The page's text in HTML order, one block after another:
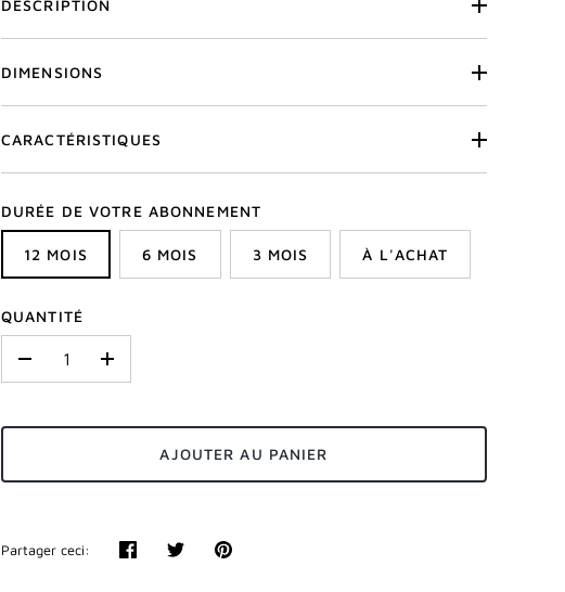
DESCRIPTION
DIMENSIONS
CARACTÉRISTIQUES
DURÉE DE VOTRE ABONNEMENT
12 MOIS 6 MOIS 3 MOIS À L'ACHAT
QUANTITÉ
+
AJOUTER AU PANIER
Partager ceci:
PartagerTweeterÉpingler